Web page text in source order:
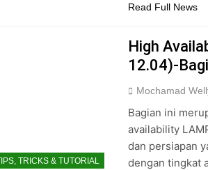
Read Full News
TRICKS & TUTORIAL
High
12.04)-
Mochamad
Bagian ini
availability
dan persiapan
dengan tingkat